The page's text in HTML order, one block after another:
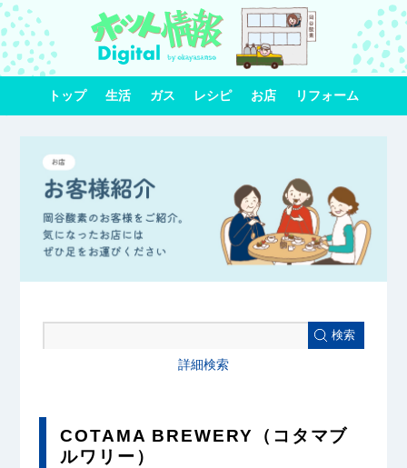
トップ 生活 ガス レシピ お店 リフォーム
検索
詳細検索
COTAMA BREWERY（コタマブ
ルワリー）